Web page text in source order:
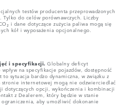
testów producenta przeprowadzonych
Tylko do celów porównawczych. Liczby
i dane dotyczące zużycia paliwa mogą się
kół i wyposażenia opcjonalnego.
i specyfikacji. Globalny deficyt
na specyfikacje pojazdów, dostępność
sytuacja bardzo dynamiczna, w związku z
stronie internetowej mogą nie odzwierciedlać
dotyczących opcji, wykończenia i kombinacji
z Dealerem, który będzie w stanie
aby umożliwić dokonanie